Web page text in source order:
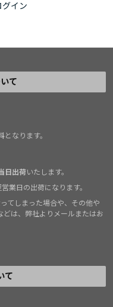
グイン
て
となります。
日出荷いたします。
業日の出荷になります。
てしまった場合や、その他や
は、弊社よりメールまたはお
て